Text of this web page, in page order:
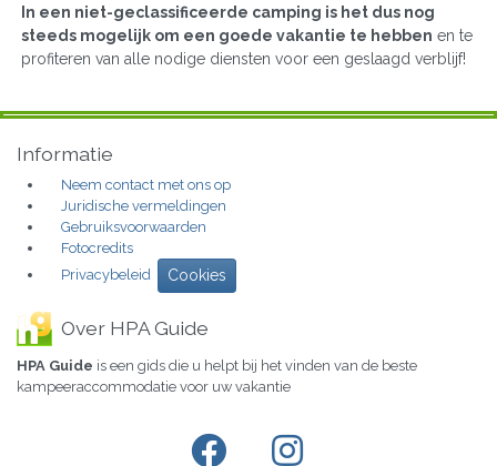
In een niet-geclassificeerde camping is het dus nog
steeds mogelijk om een goede vakantie te hebben en te
profiteren van alle nodige diensten voor een geslaagd verblijf!
Informatie
Neem contact met ons op
Juridische vermeldingen
Gebruiksvoorwaarden
Fotocredits
Privacybeleid
Cookies
Over HPA Guide
HPA Guide is een gids die u helpt bij het vinden van de beste
kampeeraccommodatie voor uw vakantie